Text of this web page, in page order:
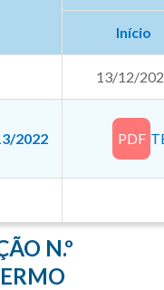
Início
13/12/
2022 PDF
N.º